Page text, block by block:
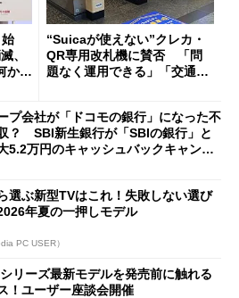
始
、
か解
“Suicaが使えない”クレカ・
QR専用改札機に賛否 「問
題なく運用できる」「交通系I
プ会社が「ドコモの銀行」になった不
？ SBI新生銀行が「SBIの銀行」と
5.2万円のキャッシュバックキャンペ
選ぶ新型TVはこれ！失敗しない選び
年夏の一押しモデル
PC USER）
リーズ最新モデルを発売前に触れる
！ユーザー座談会開催